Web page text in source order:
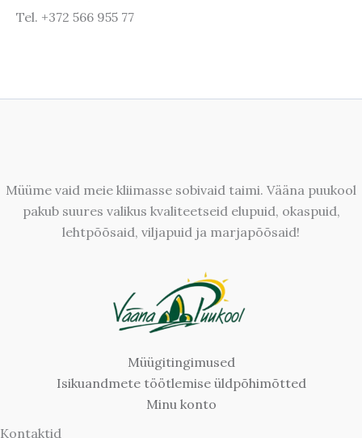
Tel. +372 566 955 77
Müüme vaid meie kliimasse sobivaid taimi. Vääna puukool
pakub suures valikus kvaliteetseid elupuid, okaspuid,
lehtpõõsaid, viljapuid ja marjapõõsaid!
Müügitingimused
Isikuandmete töötlemise üldpõhimõtted
Minu konto
Kontaktid